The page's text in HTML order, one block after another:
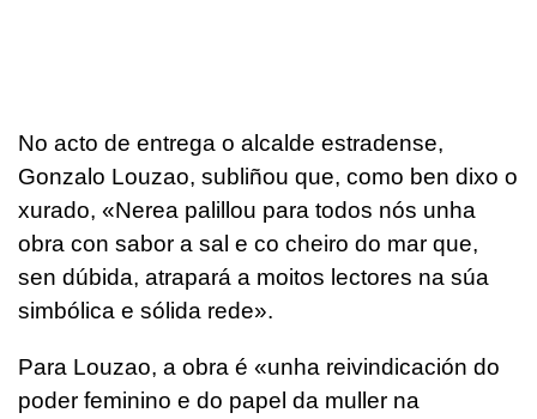
No acto de entrega o alcalde estradense,
Gonzalo Louzao, subliñou que, como ben dixo o
xurado, «Nerea palillou para todos nós unha
obra con sabor a sal e co cheiro do mar que,
sen dúbida, atrapará a moitos lectores na súa
simbólica e sólida rede».
Para Louzao, a obra é «unha reivindicación do
poder feminino e do papel da muller na